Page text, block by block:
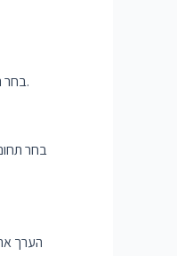
בחרשלך . עבודה על משהו שאתה באמת נלהב ממנו תשמור עליך מוטיבציה לאורך כל הפרויקט ותעזור לך להפיק את העבודה הטובה ביותר שלך.
בחר
הערך